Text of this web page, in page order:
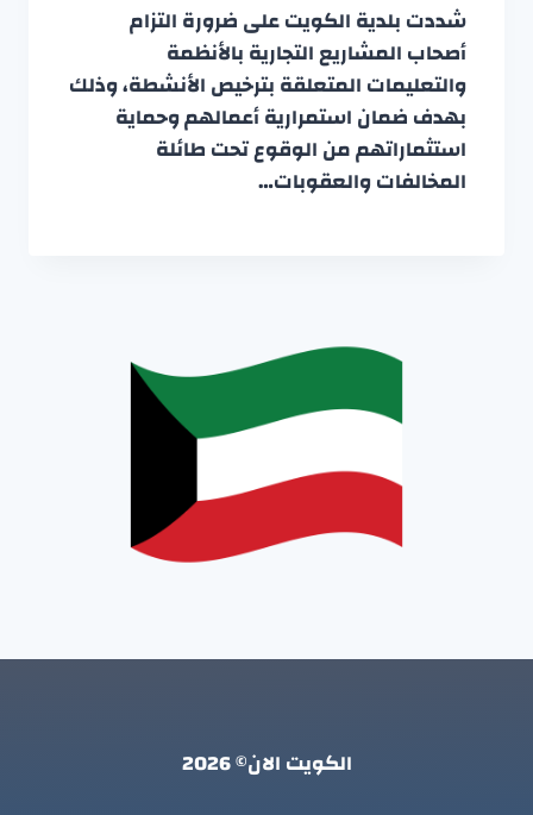
شددت بلدية الكويت على ضرورة التزام
أصحاب المشاريع التجارية بالأنظمة
والتعليمات المتعلقة بترخيص الأنشطة، وذلك
بهدف ضمان استمرارية أعمالهم وحماية
استثماراتهم من الوقوع تحت طائلة
المخالفات والعقوبات…
الكويت الان© 2026